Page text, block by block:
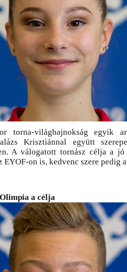
torna-világbajnokság egyik
Krisztiánnal együtt
A válogatott tornász célja a
EYOF-on is, kedvenc szere pedig
a célja